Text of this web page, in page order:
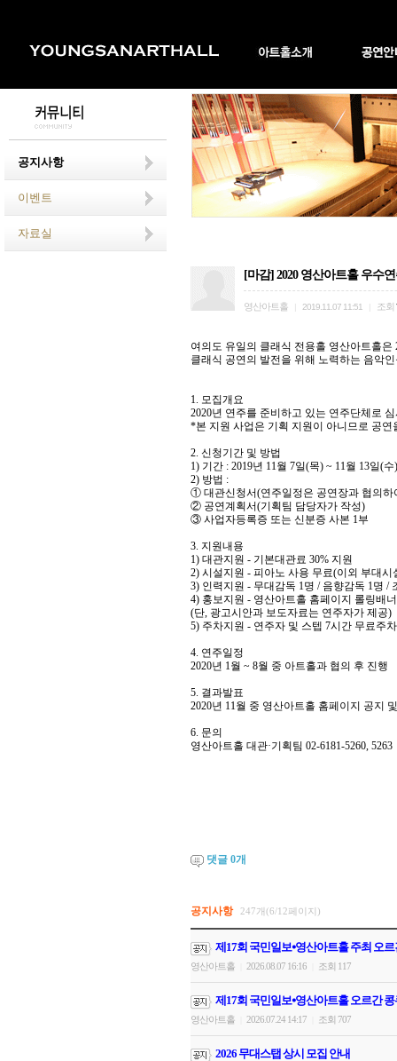
공지사항
이벤트
자료실
[마감] 2020 영산아트홀 우수
영산아트홀 2019.11.07 11:51 조회
여의도 유일의 클래식 전용홀 영산아트홀
클래식 공연의 발전을 위해 노력하는 음악
1. 모집개요
2020년 연주를 준비하고 있는 연주단체로
*본 지원 사업은 기획 지원이 아니므로 공
2. 신청기간 및 방법
1) 기간 : 2019년 11월 7일(목) ~ 11월 13일(수)
2) 방법 :
① 대관신청서(연주일정은 공연장과 협의하
② 공연계획서(기획팀 담당자가 작성)
③ 사업자등록증 또는 신분증 사본 1부
3. 지원내용
1) 대관지원 - 기본대관료 30% 지원
2) 시설지원 - 피아노 사용 무료(이외 부대
3) 인력지원 - 무대감독 1명 / 음향감독 1명 /
4) 홍보지원 - 영산아트홀 홈페이지 롤링배
(단, 광고시안과 보도자료는 연주자가 제공)
5) 주차지원 - 연주자 및 스텝 7시간 무료주
4. 연주일정
2020년 1월 ~ 8월 중 아트홀과 협의 후 진행
5. 결과발표
2020년 11월 중 영산아트홀 홈페이지 공지
6. 문의
영산아트홀 대관·기획팀 02-6181-5260, 5263
댓글 0개
공지사항 247개(6/12페이지)
제17회 국민일보⦁영산아트홀 주최 오
영산아트홀 2026.08.07 16:16 조회 117
제17회 국민일보⦁영산아트홀 오르간
영산아트홀 2026.07.24 14:17 조회 707
2026 무대스탭 상시 모집 안내